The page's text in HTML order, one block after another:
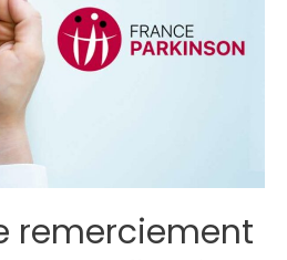
remerciement